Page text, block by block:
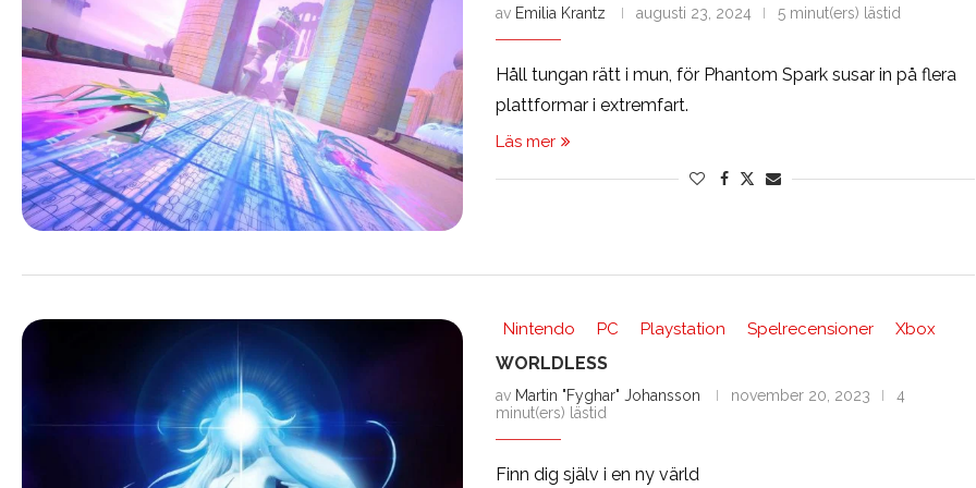
av Emilia Krantz augusti 23, 2024 5 minut(ers) lästid
Håll tungan rätt i mun, för Phantom Spark susar in på flera
plattformar i extremfart.
Läs mer
Nintendo PC Playstation Spelrecensioner Xbox
WORLDLESS
av Martin "Fyghar" Johansson november 20, 2023
4
minut(ers) lästid
Finn dig själv i en ny värld